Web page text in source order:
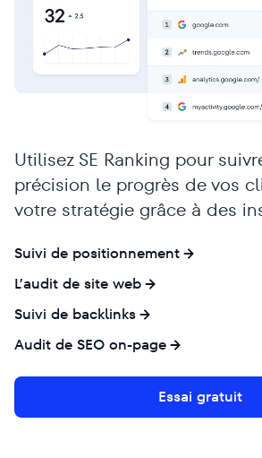
Utilisez SE Ranking pour
précision le progrès de vos
votre stratégie grâce à des
Suivi de positionnement
L’audit de site web
Suivi de backlinks
Audit de SEO on-page
Essai gratuit